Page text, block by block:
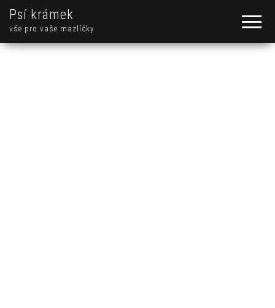
Psí krámek
vše pro vaše mazlíčky